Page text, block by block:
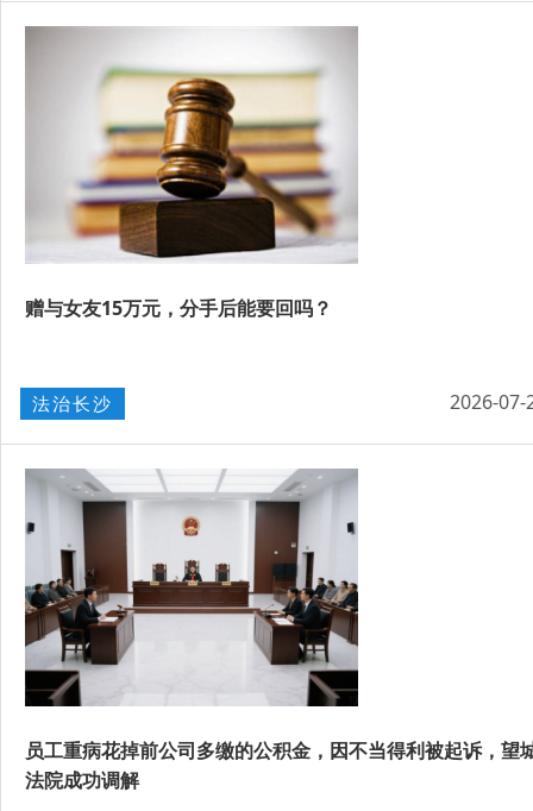
赠与女友15万元，分手后能要回吗？
法治长沙 2026-07-
员工重病花掉前公司多缴的公积金，因不当得利被起诉，望
法院成功调解